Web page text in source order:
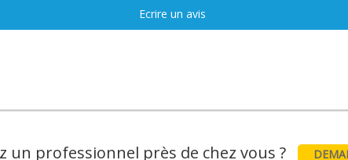
Ecrire un avis
un professionnel près de chez vous ?